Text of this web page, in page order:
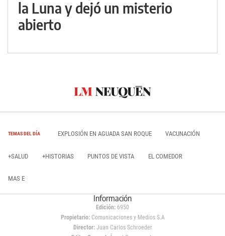
la Luna y dejó un misterio
abierto
TEMAS DEL DÍA EXPLOSIÓN EN AGUADA SAN ROQUE VACUNACIÓN
+SALUD +HISTORIAS PUNTOS DE VISTA EL COMEDOR
MAS E
Información
Edición: 6950
Propietario:Comunicaciones y Medios S.A
Director: Juan Carlos Schroeder